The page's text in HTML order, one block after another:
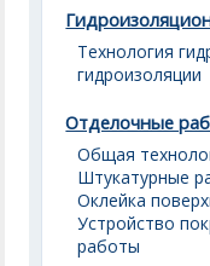
Технология
гидроизоляции
Отделочные
Общая
Штукатурные
Оклейка
Устройство
работы